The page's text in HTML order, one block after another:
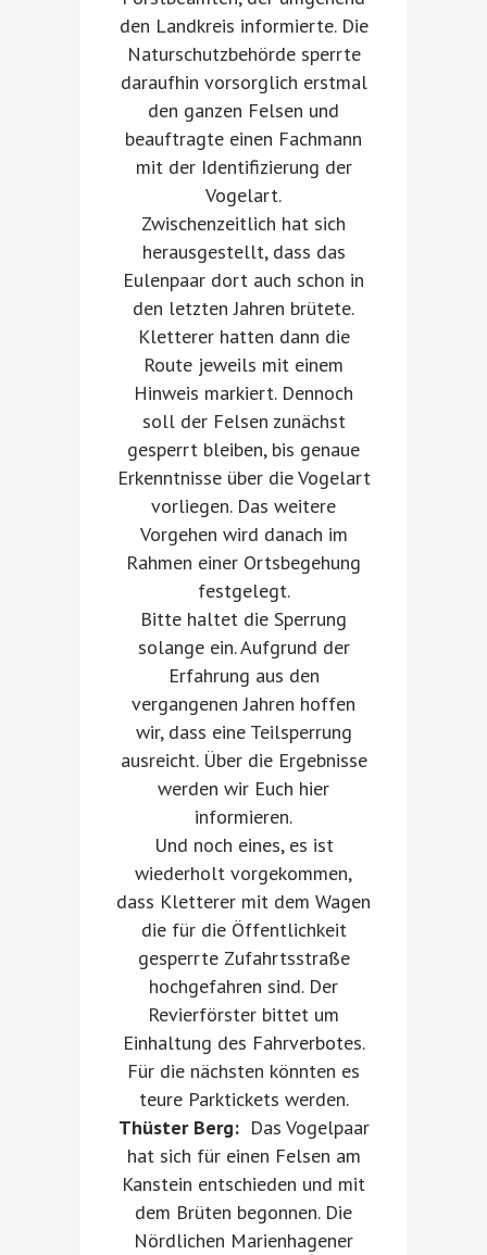
den Landkreis informierte. Die
Naturschutzbehörde sperrte
daraufhin vorsorglich erstmal
den ganzen Felsen und
beauftragte einen Fachmann
mit der Identifizierung der
Vogelart.
Zwischenzeitlich hat sich
herausgestellt, dass das
Eulenpaar dort auch schon in
den letzten Jahren brütete.
Kletterer hatten dann die
Route jeweils mit einem
Hinweis markiert. Dennoch
soll der Felsen zunächst
gesperrt bleiben, bis genaue
Erkenntnisse über die Vogelart
vorliegen. Das weitere
Vorgehen wird danach im
Rahmen einer Ortsbegehung
festgelegt.
Bitte haltet die Sperrung
solange ein. Aufgrund der
Erfahrung aus den
vergangenen Jahren hoffen
wir, dass eine Teilsperrung
ausreicht. Über die Ergebnisse
werden wir Euch hier
informieren.
Und noch eines, es ist
wiederholt vorgekommen,
dass Kletterer mit dem Wagen
die für die Öffentlichkeit
gesperrte Zufahrtsstraße
hochgefahren sind. Der
Revierförster bittet um
Einhaltung des Fahrverbotes.
Für die nächsten könnten es
teure Parktickets werden.
Thüster Berg: Das Vogelpaar
hat sich für einen Felsen am
Kanstein entschieden und mit
dem Brüten begonnen. Die
Nördlichen Marienhagener